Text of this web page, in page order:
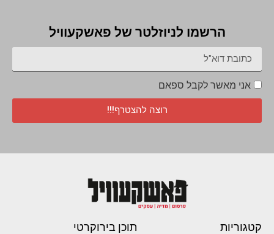
הרשמו לניוזלטר של פאשקעוויל
אני מאשר לקבל ספאם
רוצה להצטרף!!!
קטגוריות תוכן בירוקרטי